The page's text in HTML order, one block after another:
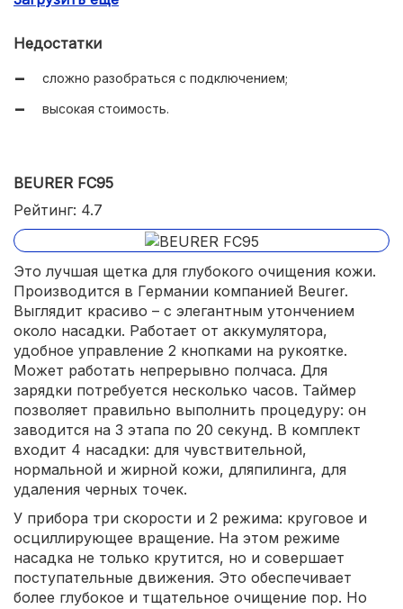
на смартфоне;
до 400 применений от одной зарядки.
Недостатки
сложно разобраться с подключением;
высокая стоимость.
BEURER FC95
Рейтинг: 4.7
Это лучшая щетка для глубокого очищения кожи.
Производится в Германии компанией Beurer.
Выглядит красиво – с элегантным утончением
около насадки. Работает от аккумулятора,
удобное управление 2 кнопками на рукоятке.
Может работать непрерывно полчаса. Для
зарядки потребуется несколько часов. Таймер
позволяет правильно выполнить процедуру: он
заводится на 3 этапа по 20 секунд. В комплект
входит 4 насадки: для чувствительной,
нормальной и жирной кожи, дляпилинга, для
удаления черных точек.
У прибора три скорости и 2 режима: круговое и
осциллирующее вращение. На этом режиме
насадка не только крутится, но и совершает
поступательные движения. Это обеспечивает
более глубокое и тщательное очищение пор. Но